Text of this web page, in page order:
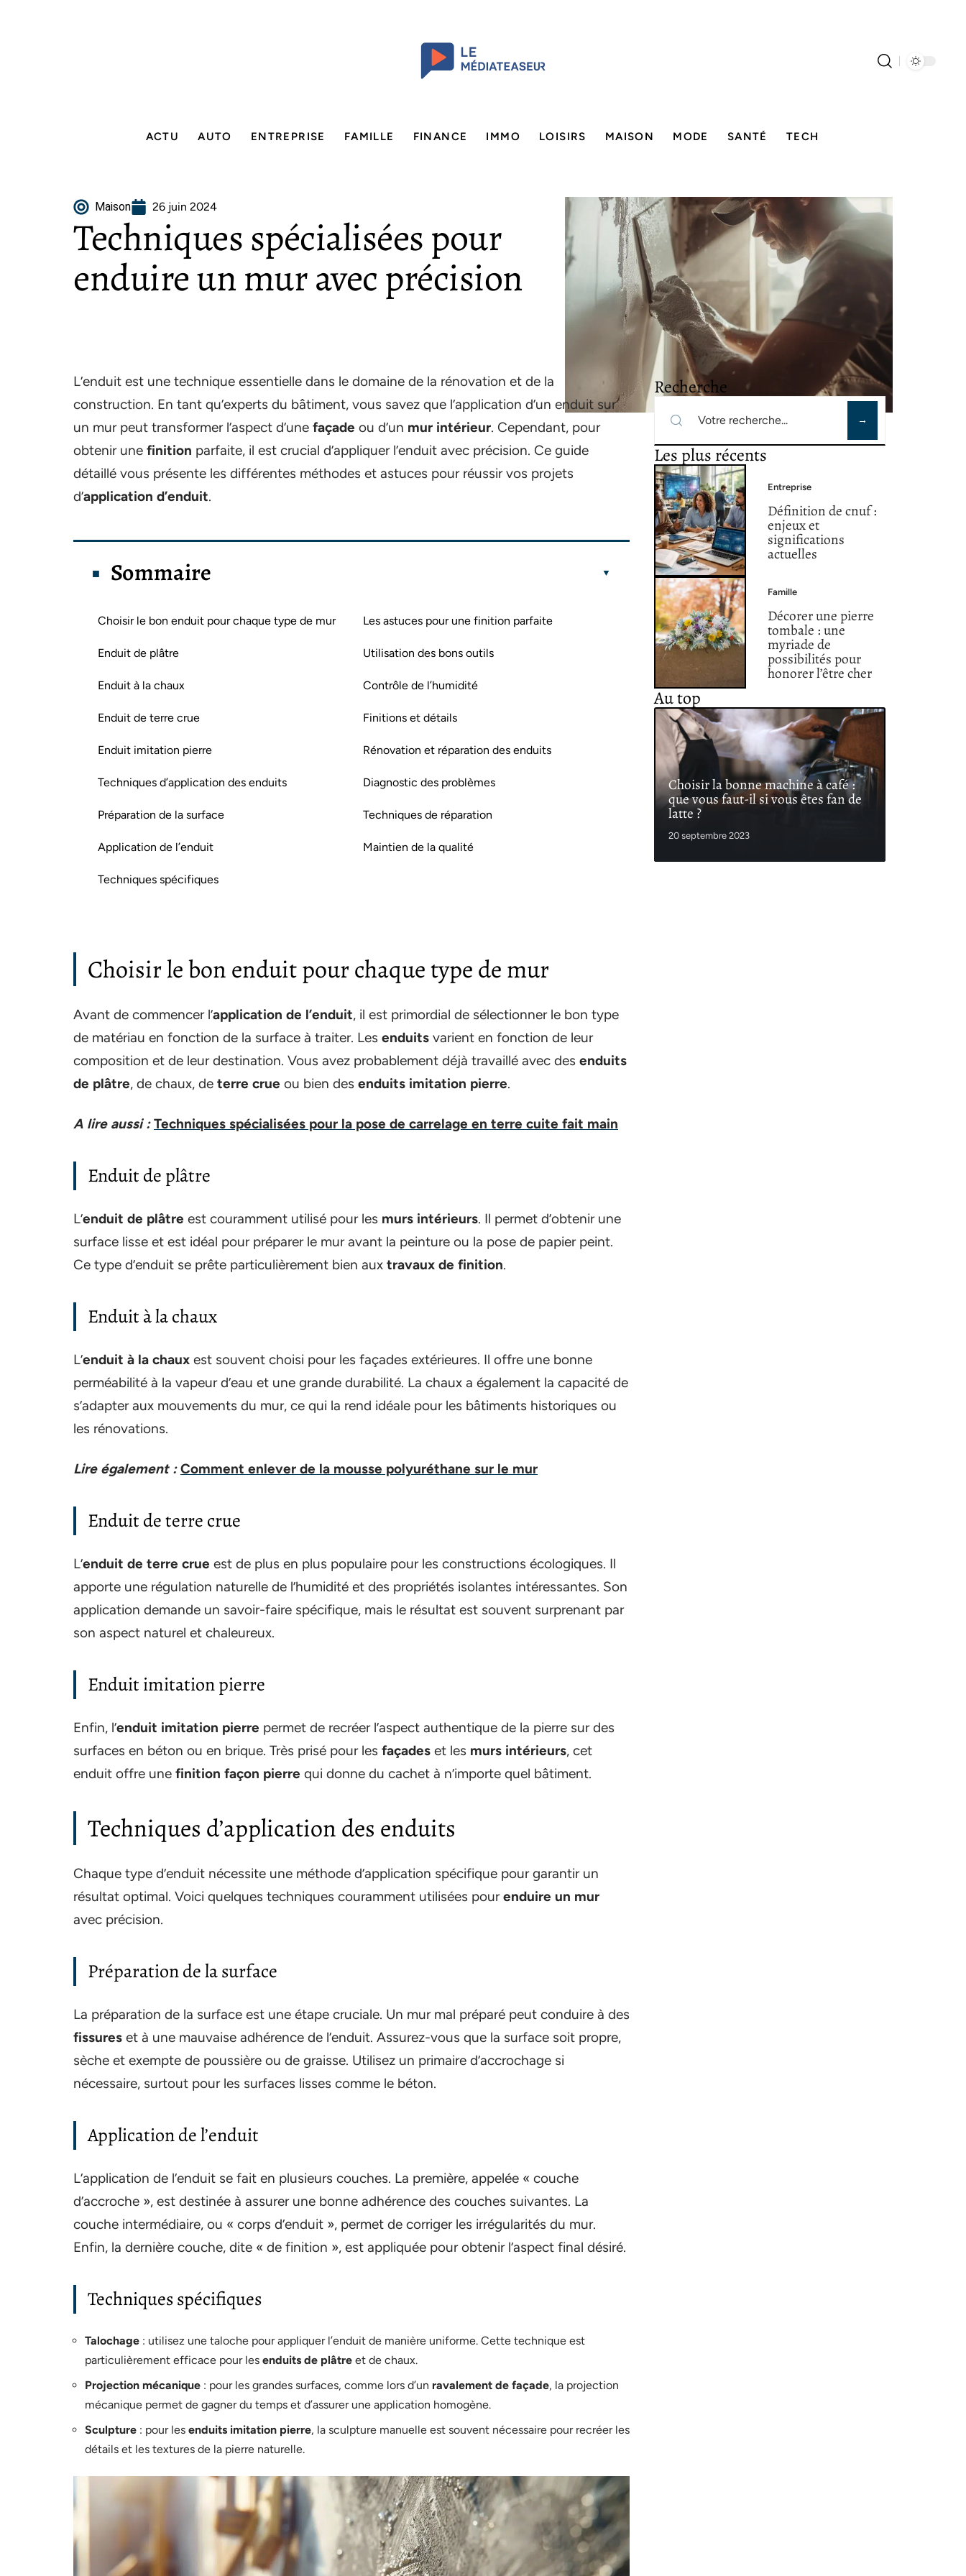
ACTU AUTO ENTREPRISE FAMILLE FINANCE IMMO LOISIRS MAISON MODE SANTÉ TECH
Maison 26 juin 2024
Techniques spécialisées pour
enduire un mur avec précision
L’enduit est une technique essentielle dans le domaine de la rénovation et de la
construction. En tant qu’experts du bâtiment, vous savez que l’application d’un enduit sur
un mur peut transformer l’aspect d’une façade ou d’un mur intérieur. Cependant, pour
obtenir une finition parfaite, il est crucial d’appliquer l’enduit avec précision. Ce guide
détaillé vous présente les différentes méthodes et astuces pour réussir vos projets
d’application d’enduit.
Sommaire
Choisir le bon enduit pour chaque type de mur
Enduit de plâtre
Enduit à la chaux
Enduit de terre crue
Enduit imitation pierre
Techniques d’application des enduits
Préparation de la surface
Application de l’enduit
Techniques spécifiques
Les astuces pour une finition parfaite
Utilisation des bons outils
Contrôle de l’humidité
Finitions et détails
Rénovation et réparation des enduits
Diagnostic des problèmes
Techniques de réparation
Maintien de la qualité
Choisir le bon enduit pour chaque type de mur
Avant de commencer l’application de l’enduit, il est primordial de sélectionner le bon type
de matériau en fonction de la surface à traiter. Les enduits varient en fonction de leur
composition et de leur destination. Vous avez probablement déjà travaillé avec des enduits
de plâtre, de chaux, de terre crue ou bien des enduits imitation pierre.
A lire aussi : Techniques spécialisées pour la pose de carrelage en terre cuite fait main
Enduit de plâtre
L’enduit de plâtre est couramment utilisé pour les murs intérieurs. Il permet d’obtenir une
surface lisse et est idéal pour préparer le mur avant la peinture ou la pose de papier peint.
Ce type d’enduit se prête particulièrement bien aux travaux de finition.
Enduit à la chaux
L’enduit à la chaux est souvent choisi pour les façades extérieures. Il offre une bonne
perméabilité à la vapeur d’eau et une grande durabilité. La chaux a également la capacité de
s’adapter aux mouvements du mur, ce qui la rend idéale pour les bâtiments historiques ou
les rénovations.
Lire également : Comment enlever de la mousse polyuréthane sur le mur
Enduit de terre crue
L’enduit de terre crue est de plus en plus populaire pour les constructions écologiques. Il
apporte une régulation naturelle de l’humidité et des propriétés isolantes intéressantes. Son
application demande un savoir-faire spécifique, mais le résultat est souvent surprenant par
son aspect naturel et chaleureux.
Enduit imitation pierre
Enfin, l’enduit imitation pierre permet de recréer l’aspect authentique de la pierre sur des
surfaces en béton ou en brique. Très prisé pour les façades et les murs intérieurs, cet
enduit offre une finition façon pierre qui donne du cachet à n’importe quel bâtiment.
Techniques d’application des enduits
Chaque type d’enduit nécessite une méthode d’application spécifique pour garantir un
résultat optimal. Voici quelques techniques couramment utilisées pourenduire un mur
avec précision.
Préparation de la surface
La préparation de la surface est une étape cruciale. Un mur mal préparé peut conduire à des
fissures et à une mauvaise adhérence de l’enduit. Assurez-vous que la surface soit propre,
sèche et exempte de poussière ou de graisse. Utilisez un primaire d’accrochage si
nécessaire, surtout pour les surfaces lisses comme le béton.
Application de l’enduit
L’application de l’enduit se fait en plusieurs couches. La première, appelée « couche
d’accroche », est destinée à assurer une bonne adhérence des couches suivantes. La
couche intermédiaire, ou « corps d’enduit », permet de corriger les irrégularités du mur.
Enfin, la dernière couche, dite « de finition », est appliquée pour obtenir l’aspect final désiré.
Techniques spécifiques
Talochage : utilisez une taloche pour appliquer l’enduit de manière uniforme. Cette technique est
particulièrement efficace pour les enduits de plâtre et de chaux.
Projection mécanique : pour les grandes surfaces, comme lors d’un ravalement de façade, la projection
mécanique permet de gagner du temps et d’assurer une application homogène.
Sculpture : pour les enduits imitation pierre, la sculpture manuelle est souvent nécessaire pour recréer les
détails et les textures de la pierre naturelle.
Recherche
Les plus récents
Entreprise
Définition de cnuf :
enjeux et
significations
actuelles
Famille
Décorer une pierre
tombale : une
myriade de
possibilités pour
honorer l’être cher
Au top
Choisir la bonne machine à café :
que vous faut-il si vous êtes fan de
latte ?
20 septembre 2023